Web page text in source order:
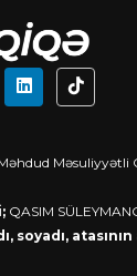
Məsuliyyətli
QASIM
soyadı, atasının